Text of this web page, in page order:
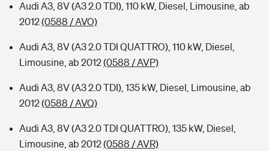
Audi A3, 8V (A3 2.0 TDI), 110 kW, Diesel, Limousine, ab
2012(0588 / AVO)
Audi A3, 8V (A3 2.0 TDI QUATTRO), 110 kW, Diesel,
Limousine, ab 2012(0588 / AVP)
Audi A3, 8V (A3 2.0 TDI), 135 kW, Diesel, Limousine, ab
2012(0588 / AVQ)
Audi A3, 8V (A3 2.0 TDI QUATTRO), 135 kW, Diesel,
Limousine, ab 2012(0588 / AVR)